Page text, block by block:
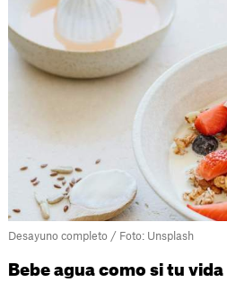
Desayuno completo / Foto: Unsplash
Bebe agua como si tu